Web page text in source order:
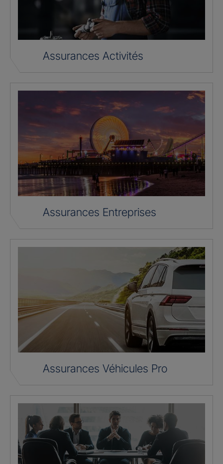
Assurances Activités
Assurances Entreprises
Assurances Véhicules Pro